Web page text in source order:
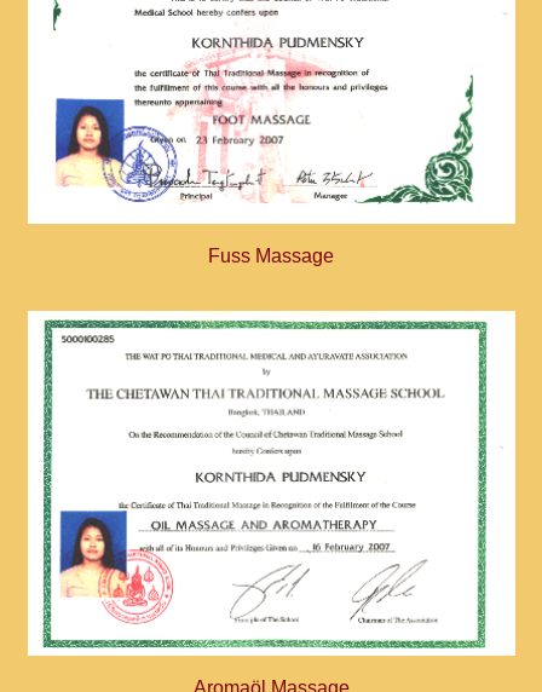
Fuss Massage
Aromaöl Massage